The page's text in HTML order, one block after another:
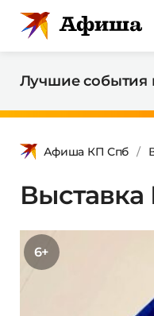
Лучшие события
Афиша КП Спб
Выставка
6+